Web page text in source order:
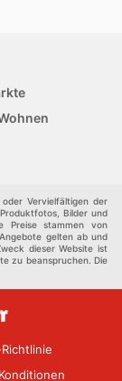
Vervielfältigen der
Bilder und
Preise stammen von
gelten ab und
dieser Website ist
zu beanspruchen. Die